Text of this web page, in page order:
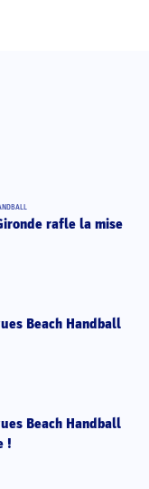
rafle la mise
Beach Handball
Beach Handball
!